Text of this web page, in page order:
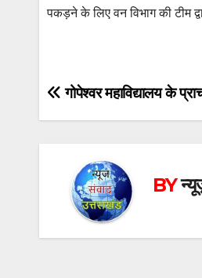
पकड़ने के लिए वन विभाग की टीम
Post
गोपेश्वर महाविद्यालय के
BY